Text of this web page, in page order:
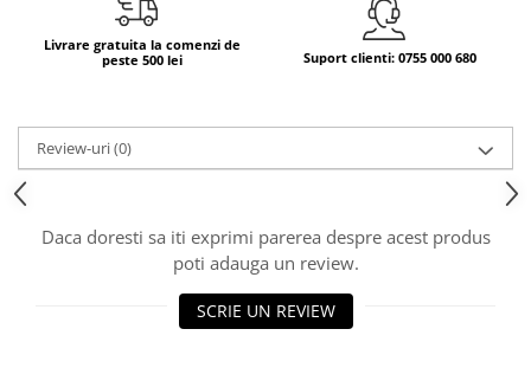
Livrare gratuita la comenzi de
peste 500 lei
Suport clienti: 0755 000 680
Review-uri(0)
Daca doresti sa iti exprimi parerea despre acest produs
poti adauga un review.
SCRIE UN REVIEW